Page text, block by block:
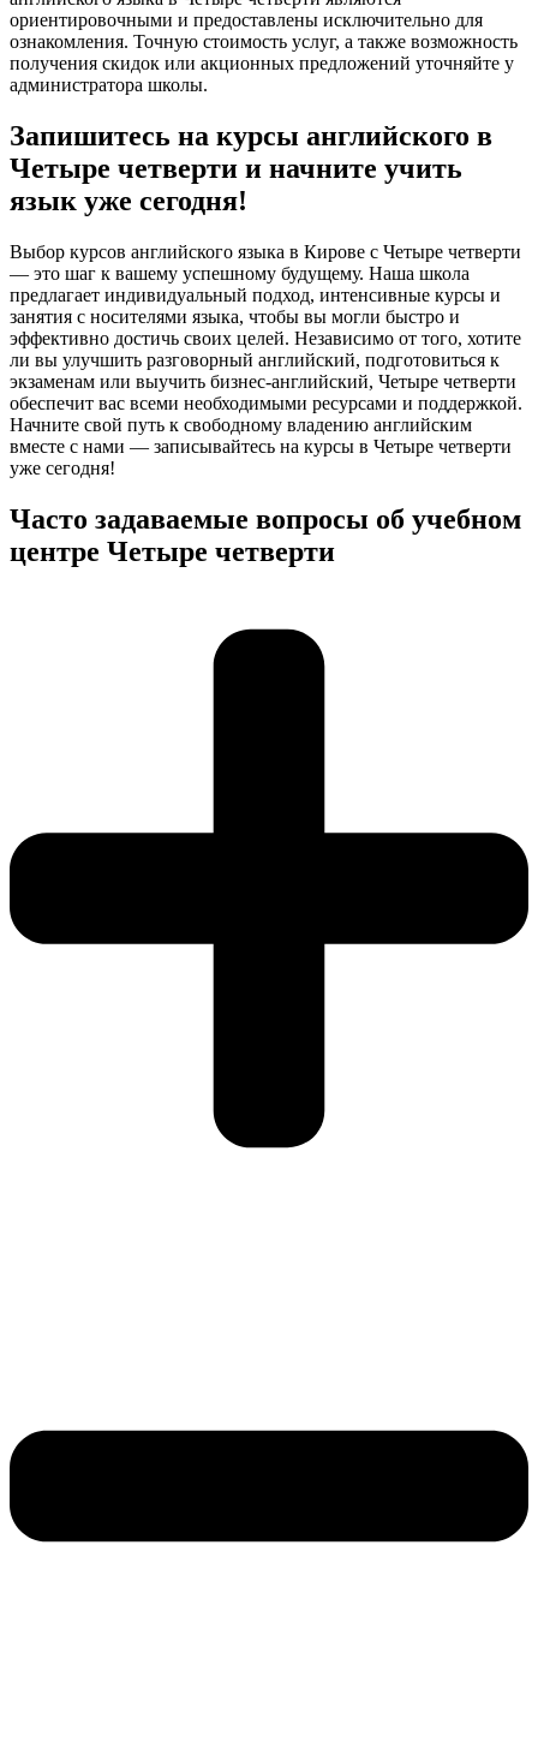
ориентировочными и предоставлены исключительно для
ознакомления. Точную стоимость услуг, а также возможность
получения скидок или акционных предложений уточняйте у
администратора школы.
Запишитесь на курсы английского в
Четыре четверти и начните учить
язык уже сегодня!
Выбор курсов английского языка в Кирове с Четыре четверти
— это шаг к вашему успешному будущему. Наша школа
предлагает индивидуальный подход, интенсивные курсы и
занятия с носителями языка, чтобы вы могли быстро и
эффективно достичь своих целей. Независимо от того, хотите
ли вы улучшить разговорный английский, подготовиться к
экзаменам или выучить бизнес-английский, Четыре четверти
обеспечит вас всеми необходимыми ресурсами и поддержкой.
Начните свой путь к свободному владению английским
вместе с нами — записывайтесь на курсы в Четыре четверти
уже сегодня!
Часто задаваемые вопросы об учебном
центре Четыре четверти